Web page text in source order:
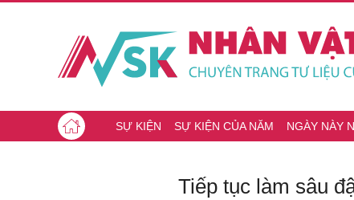
SỰ KIỆN SỰ KIỆN CỦA NĂM NGÀY NÀY
Tiếp tục làm sâu